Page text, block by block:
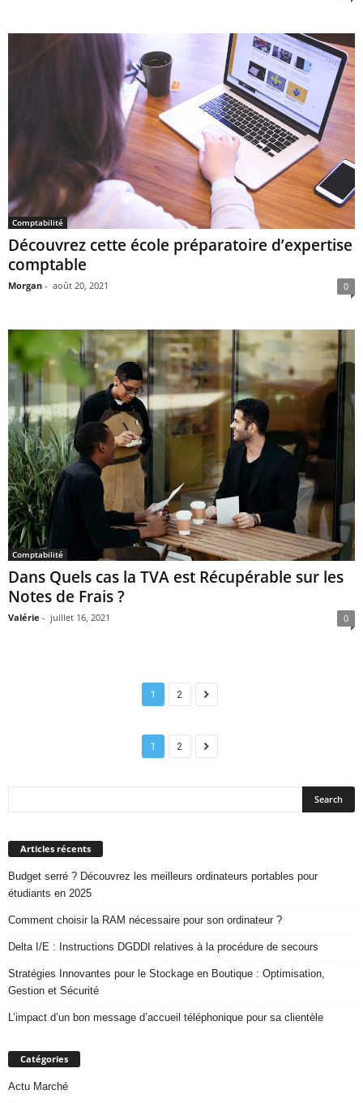
Comptabilité
Découvrez cette école préparatoire d’expertise
comptable
Morgan - août 20, 2021 0
Comptabilité
Dans Quels cas la TVA est Récupérable sur les
Notes de Frais ?
Valérie - juillet 16, 2021 0
1 2
1 2
Articles récents
Budget serré ? Découvrez les meilleurs ordinateurs portables pour
étudiants en 2025
Comment choisir la RAM nécessaire pour son ordinateur ?
Delta I/E : Instructions DGDDI relatives à la procédure de secours
Stratégies Innovantes pour le Stockage en Boutique : Optimisation,
Gestion et Sécurité
L’impact d’un bon message d’accueil téléphonique pour sa clientèle
Catégories
Actu Marché